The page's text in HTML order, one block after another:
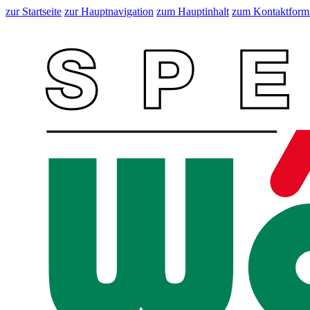
zur Startseite zur Hauptnavigation zum Hauptinhalt zum